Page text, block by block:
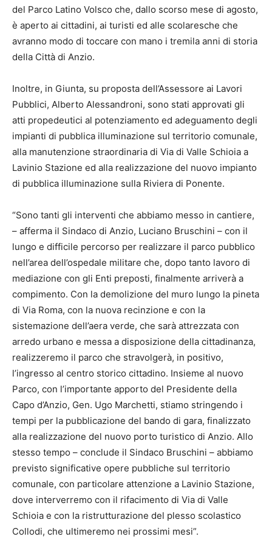
del Parco Latino Volsco che, dallo scorso mese di agosto,
è aperto ai cittadini, ai turisti ed alle scolaresche che
avranno modo di toccare con mano i tremila anni di storia
della Città di Anzio.
Inoltre, in Giunta, su proposta dell’Assessore ai Lavori
Pubblici, Alberto Alessandroni, sono stati approvati gli
atti propedeutici al potenziamento ed adeguamento degli
impianti di pubblica illuminazione sul territorio comunale,
alla manutenzione straordinaria di Via di Valle Schioia a
Lavinio Stazione ed alla realizzazione del nuovo impianto
di pubblica illuminazione sulla Riviera di Ponente.
“Sono tanti gli interventi che abbiamo messo in cantiere,
– afferma il Sindaco di Anzio, Luciano Bruschini – con il
lungo e difficile percorso per realizzare il parco pubblico
nell’area dell’ospedale militare che, dopo tanto lavoro di
mediazione con gli Enti preposti, finalmente arriverà a
compimento. Con la demolizione del muro lungo la pineta
di Via Roma, con la nuova recinzione e con la
sistemazione dell’aera verde, che sarà attrezzata con
arredo urbano e messa a disposizione della cittadinanza,
realizzeremo il parco che stravolgerà, in positivo,
l’ingresso al centro storico cittadino. Insieme al nuovo
Parco, con l’importante apporto del Presidente della
Capo d’Anzio, Gen. Ugo Marchetti, stiamo stringendo i
tempi per la pubblicazione del bando di gara, finalizzato
alla realizzazione del nuovo porto turistico di Anzio. Allo
stesso tempo – conclude il Sindaco Bruschini – abbiamo
previsto significative opere pubbliche sul territorio
comunale, con particolare attenzione a Lavinio Stazione,
dove interverremo con il rifacimento di Via di Valle
Schioia e con la ristrutturazione del plesso scolastico
Collodi, che ultimeremo nei prossimi mesi”.